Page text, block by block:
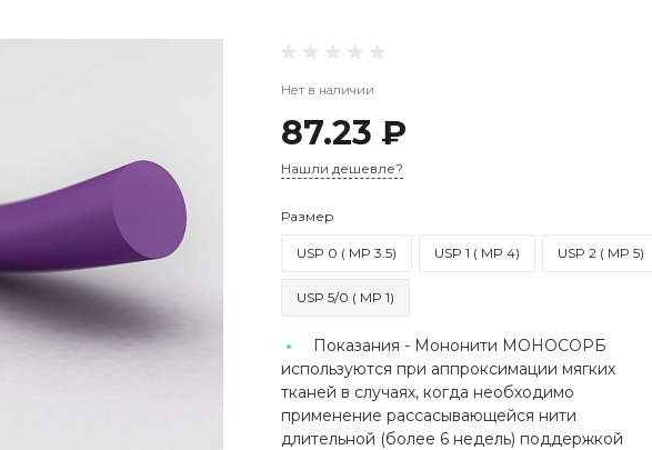
Нет в наличии
87.23 ₽
Нашли дешевле?
Размер
USP 0 ( MP 3.5) USP 1 ( MP 4) USP 2 ( MP 5)
USP 5/0 ( MP 1)
Показания - Мононити МОНОСОРБ
используются при аппроксимации мягких
тканей в случаях, когда необходимо
применение рассасывающейся нити
длительной (более 6 недель) поддержкой